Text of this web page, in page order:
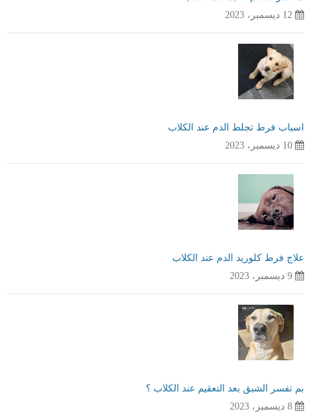
12 ديسمبر، 2023
اسباب فرط تجلط الدم عند الكلاب
10 ديسمبر، 2023
علاج فرط كلوريد الدم عند الكلاب
9 ديسمبر، 2023
بم تفسر الشبق بعد التعقيم عند الكلاب ؟
8 ديسمبر، 2023